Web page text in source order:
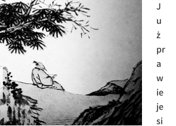
J
u
ż
pr
a
w
ie
je
si